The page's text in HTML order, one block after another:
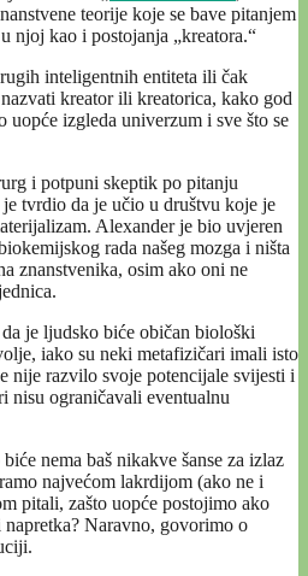
teorije koje se bave pitanjem
njoj kao i postojanja „kreatora.“
inteligentnih entiteta ili čak
kreator ili kreatorica, kako god
uopće izgleda univerzum i sve što se
i potpuni skeptik po pitanju
tvrdio da je učio u društvu koje je
Alexander je bio uvjeren
rada našeg mozga i ništa
znanstvenika, osim ako oni ne
da je ljudsko biće običan biološki
iako su neki metafizičari imali isto
nije razvilo svoje potencijale svijesti i
nisu ograničavali eventualnu
nema baš nikakve šanse za izlaz
najvećom lakrdijom (ako ne i
pitali, zašto uopće postojimo ako
Naravno, govorimo o